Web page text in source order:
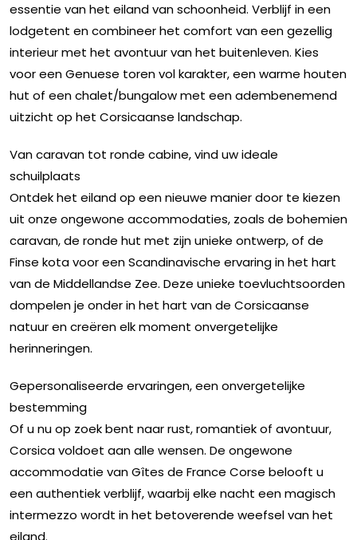
essentie van het eiland van schoonheid. Verblijf in een
lodgetent en combineer het comfort van een gezellig
interieur met het avontuur van het buitenleven. Kies
voor een Genuese toren vol karakter, een warme houten
hut of een chalet/bungalow met een adembenemend
uitzicht op het Corsicaanse landschap.
Van caravan tot ronde cabine, vind uw ideale
schuilplaats
Ontdek het eiland op een nieuwe manier door te kiezen
uit onze ongewone accommodaties, zoals de bohemien
caravan, de ronde hut met zijn unieke ontwerp, of de
Finse kota voor een Scandinavische ervaring in het hart
van de Middellandse Zee. Deze unieke toevluchtsoorden
dompelen je onder in het hart van de Corsicaanse
natuur en creëren elk moment onvergetelijke
herinneringen.
Gepersonaliseerde ervaringen, een onvergetelijke
bestemming
Of u nu op zoek bent naar rust, romantiek of avontuur,
Corsica voldoet aan alle wensen. De ongewone
accommodatie van Gîtes de France Corse belooft u
een authentiek verblijf, waarbij elke nacht een magisch
intermezzo wordt in het betoverende weefsel van het
eiland.